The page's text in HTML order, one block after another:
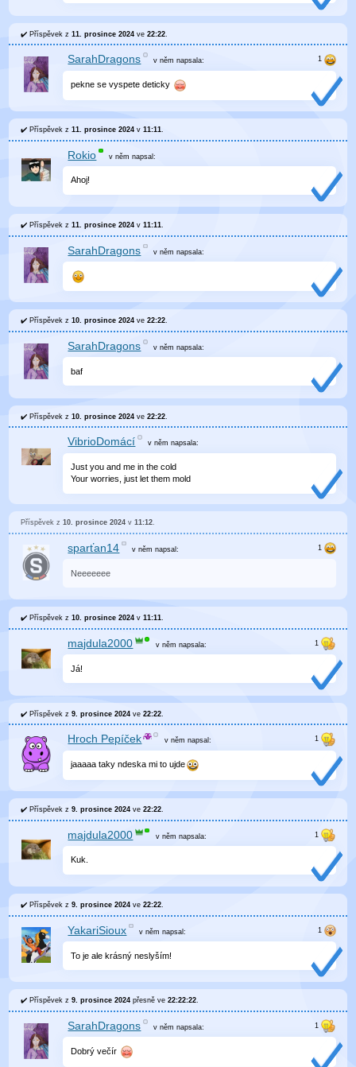
Příspěvek z11. prosince 2024 ve22:22
SarahDragons v němnapsala:
pekne se vyspete deticky
Příspěvek z11. prosince 2024 v11:11
Rokio v němnapsal:
Ahoj!
Příspěvek z11. prosince 2024 v11:11.
SarahDragons v němnapsala:
Příspěvek z10. prosince 2024 ve22:22.
SarahDragons v němnapsala:
baf
Příspěvek z10. prosince 2024 ve22:22
VibrioDomácí v němnapsala:
Just you and me in the cold
Your worries, just let them mold
Příspěvek z10. prosince 2024 v11:12.
sparťan14 v němnapsal:
Neeeeeee
Příspěvek z10. prosince 2024 v11:11.
majdula2000 v něm napsala:
Já!
Příspěvek z9. prosince 2024 ve22:22
Hroch Pepíček v něm napsal:
jaaaaa taky ndeska mi to ujde
Příspěvek z9. prosince 2024 ve22:22
majdula2000 v něm napsala:
Kuk.
Příspěvek z9. prosince 2024 ve22:22.
YakariSioux v němnapsal:
To je ale krásný neslyším!
Příspěvek z9. prosince 2024 přesně ve22:22:22.
SarahDragons v němnapsala:
Dobrý večír